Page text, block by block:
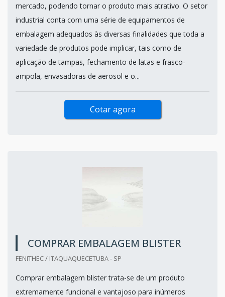
mercado, podendo tornar o produto mais atrativo. O setor
industrial conta com uma série de equipamentos de
embalagem adequados às diversas finalidades que toda a
variedade de produtos pode implicar, tais como de
aplicação de tampas, fechamento de latas e frasco-
ampola, envasadoras de aerosol e o...
Cotar agora
COMPRAR EMBALAGEM BLISTER
FENITHEC / ITAQUAQUECETUBA - SP
Comprar embalagem blister trata-se de um produto
extremamente funcional e vantajoso para inúmeros